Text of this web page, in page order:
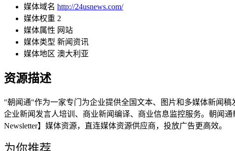
媒体域名 http://24usnews.com/
媒体权重 2
媒体属性 网站
媒体类型 新闻资讯
媒体地区 澳大利亚
资源描述
"朝闻通"作为一家专门为企业提供全国文本、图片和多媒体新闻
企业新闻发言人培训、商业新闻编译、商业信息监控服务。朝闻
Newsletter】媒体资源，直连媒体资源供应商，投放广告更高效。
为你推荐